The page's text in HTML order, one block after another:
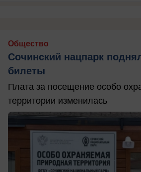
Общество
Сочинский нацпарк
билеты
Плата за посещение особо
территории изменилась